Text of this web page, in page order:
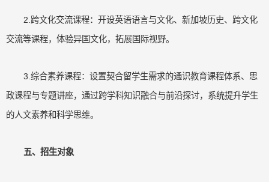
2.跨文化交流课程：开设英语语言与文化、新加坡历史、跨文化
交流等课程，体验异国文化，拓展国际视野。
3.综合素养课程：设置契合留学生需求的通识教育课程体系、思
政课程与专题讲座，通过跨学科知识融合与前沿探讨，系统提升学生
的人文素养和科学思维。
五、招生对象